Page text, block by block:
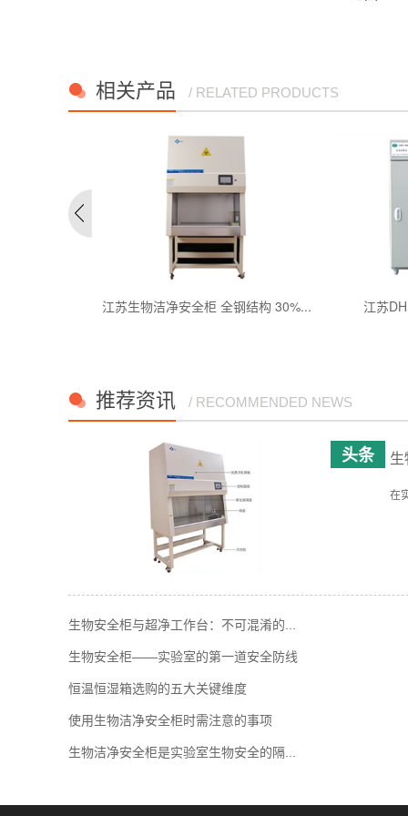
相关产品 / RELATED PRODUCTS
江苏生物洁净安全柜 全钢结构 30%... 江苏
推荐资讯 / RECOMMENDED NEWS
在
生物安全柜与超净工作台：不可混淆的...
生物安全柜——实验室的第一道安全防线
恒温恒湿箱选购的五大关键维度
使用生物洁净安全柜时需注意的事项
生物洁净安全柜是实验室生物安全的隔...